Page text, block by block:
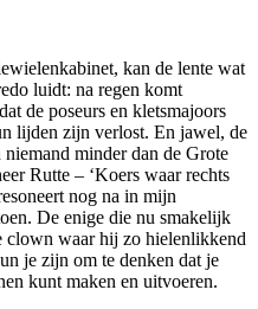
kan de lente wat
luidt: na regen komt
de poseurs en kletsmajoors
lijden zijn verlost. En jawel, de
minder dan de Grote
Rutte – ‘Koers waar rechts
nog na in mijn
De enige die nu smakelijk
waar hij zo hielenlikkend
je zijn om te denken dat je
kunt maken en uitvoeren.